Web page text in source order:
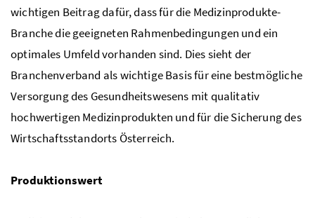
wichtigen Beitrag dafür, dass für die Medizinprodukte-
Branche die geeigneten Rahmenbedingungen und ein
optimales Umfeld vorhanden sind. Dies sieht der
Branchenverband als wichtige Basis für eine bestmögliche
Versorgung des Gesundheitswesens mit qualitativ
hochwertigen Medizinprodukten und für die Sicherung des
Wirtschaftsstandorts Österreich.
Produktionswert